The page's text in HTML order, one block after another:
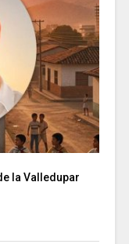
la Valledupar